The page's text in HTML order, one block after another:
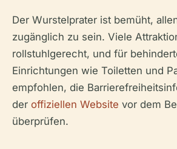
Der Wurstelprater ist bemüht,
zugänglich zu sein. Viele
rollstuhlgerecht, und für
Einrichtungen wie Toiletten und
empfohlen, die
der offiziellen Website vor dem
überprüfen.